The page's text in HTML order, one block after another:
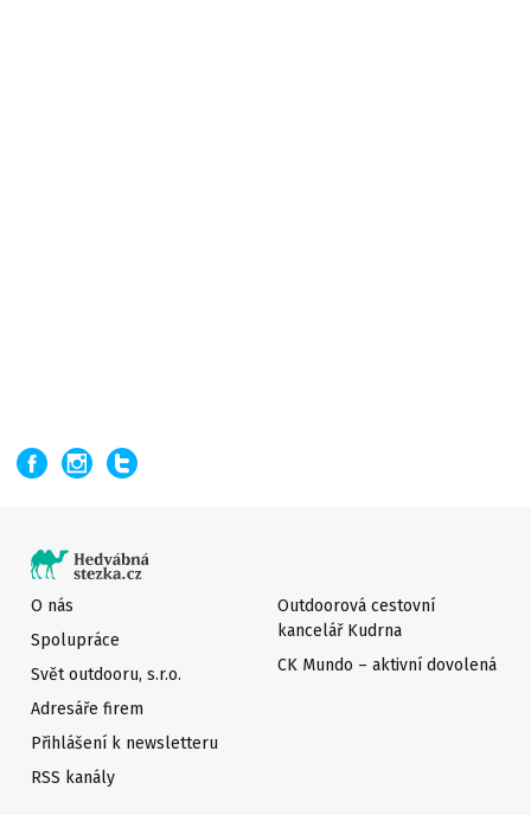
O nás
Spolupráce
Svět outdooru, s.r.o.
Adresáře firem
Přihlášení k newsletteru
Outdoorová cestovní
kancelář Kudrna
CK Mundo – aktivní dovolená
RSS kanály